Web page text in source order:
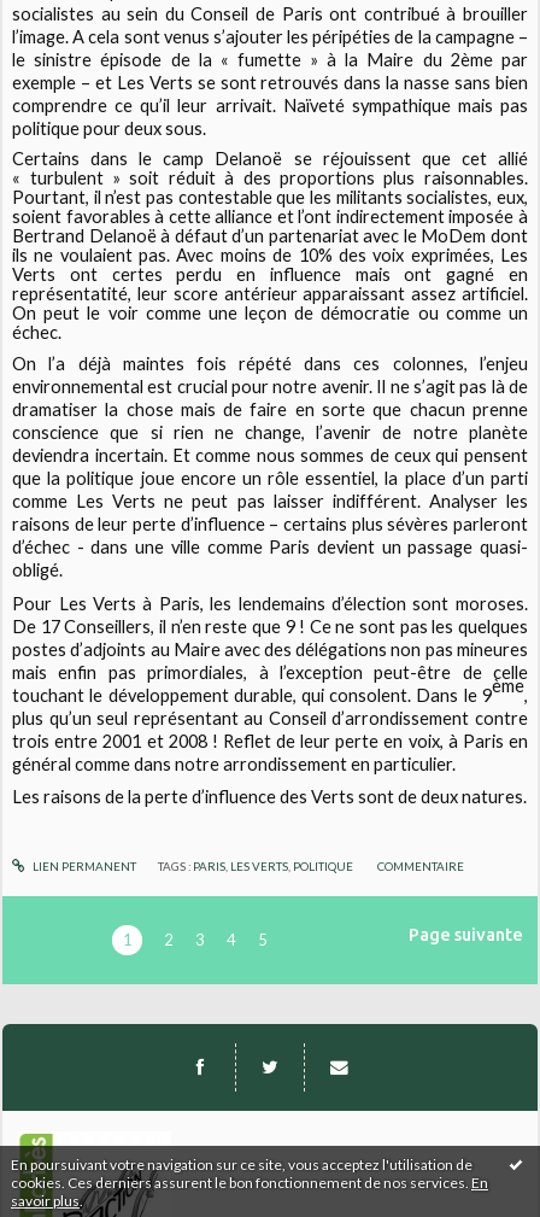
En poursuivant votre navigation sur ce site, vous acceptez l'utilisation de
cookies. Ces derniers assurent le bon fonctionnement de nos services. En
savoir plus.
socialistes au sein du Conseil de Paris ont contribué à brouiller
l’image. A cela sont venus s’ajouter les péripéties de la campagne –
le sinistre épisode de la « fumette » à la Maire du 2ème par
exemple – et Les Verts se sont retrouvés dans la nasse sans bien
comprendre ce qu’il leur arrivait. Naïveté sympathique mais pas
politique pour deux sous.
Certains dans le camp Delanoë se réjouissent que cet allié
« turbulent » soit réduit à des proportions plus raisonnables.
Pourtant, il n’est pas contestable que les militants socialistes, eux,
soient favorables à cette alliance et l’ont indirectement imposée à
Bertrand Delanoë à défaut d’un partenariat avec le MoDem dont
ils ne voulaient pas. Avec moins de 10% des voix exprimées, Les
Verts ont certes perdu en influence mais ont gagné en
représentatité, leur score antérieur apparaissant assez artificiel.
On peut le voir comme une leçon de démocratie ou comme un
échec.
On l’a déjà maintes fois répété dans ces colonnes, l’enjeu
environnemental est crucial pour notre avenir. Il ne s’agit pas là de
dramatiser la chose mais de faire en sorte que chacun prenne
conscience que si rien ne change, l’avenir de notre planète
deviendra incertain. Et comme nous sommes de ceux qui pensent
que la politique joue encore un rôle essentiel, la place d’un parti
comme Les Verts ne peut pas laisser indifférent. Analyser les
raisons de leur perte d’influence – certains plus sévères parleront
d’échec - dans une ville comme Paris devient un passage quasi-
obligé.
Pour Les Verts à Paris, les lendemains d’élection sont moroses.
De 17 Conseillers, il n’en reste que 9 ! Ce ne sont pas les quelques
postes d’adjoints au Maire avec des délégations non pas mineures
mais enfin pas primordiales, à l’exception peut-être de celle
touchant le développement durable, qui consolent. Dans le 9ème,
plus qu’un seul représentant au Conseil d’arrondissement contre
trois entre 2001 et 2008 ! Reflet de leur perte en voix, à Paris en
général comme dans notre arrondissement en particulier.
Les raisons de la perte d’influence des Verts sont de deux natures.
LIEN PERMANENT TAGS : PARIS, LES VERTS, POLITIQUE COMMENTAIRE
1 2 3 4 5 Page suivante